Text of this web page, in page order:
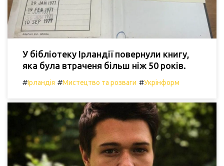
У бібліотеку Ірландії повернули книгу,
яка була втраченя більш ніж 50 років.
#Ірландія #Мистецтво та розваги #Укрінформ